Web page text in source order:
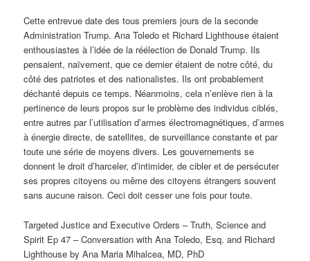
Cette entrevue date des tous premiers jours de la seconde
Administration Trump. Ana Toledo et Richard Lighthouse étaient
enthousiastes à l’idée de la réélection de Donald Trump. Ils
pensaient, naïvement, que ce dernier étaient de notre côté, du
côté des patriotes et des nationalistes. Ils ont probablement
déchanté depuis ce temps. Néanmoins, cela n’enlève rien à la
pertinence de leurs propos sur le problème des individus ciblés,
entre autres par l’utilisation d’armes électromagnétiques, d’armes
à énergie directe, de satellites, de surveillance constante et par
toute une série de moyens divers. Les gouvernements se
donnent le droit d’harceler, d’intimider, de cibler et de persécuter
ses propres citoyens ou même des citoyens étrangers souvent
sans aucune raison. Ceci doit cesser une fois pour toute.
Targeted Justice and Executive Orders – Truth, Science and
Spirit Ep 47 – Conversation with Ana Toledo, Esq. and Richard
Lighthouse by Ana Maria Mihalcea, MD, PhD